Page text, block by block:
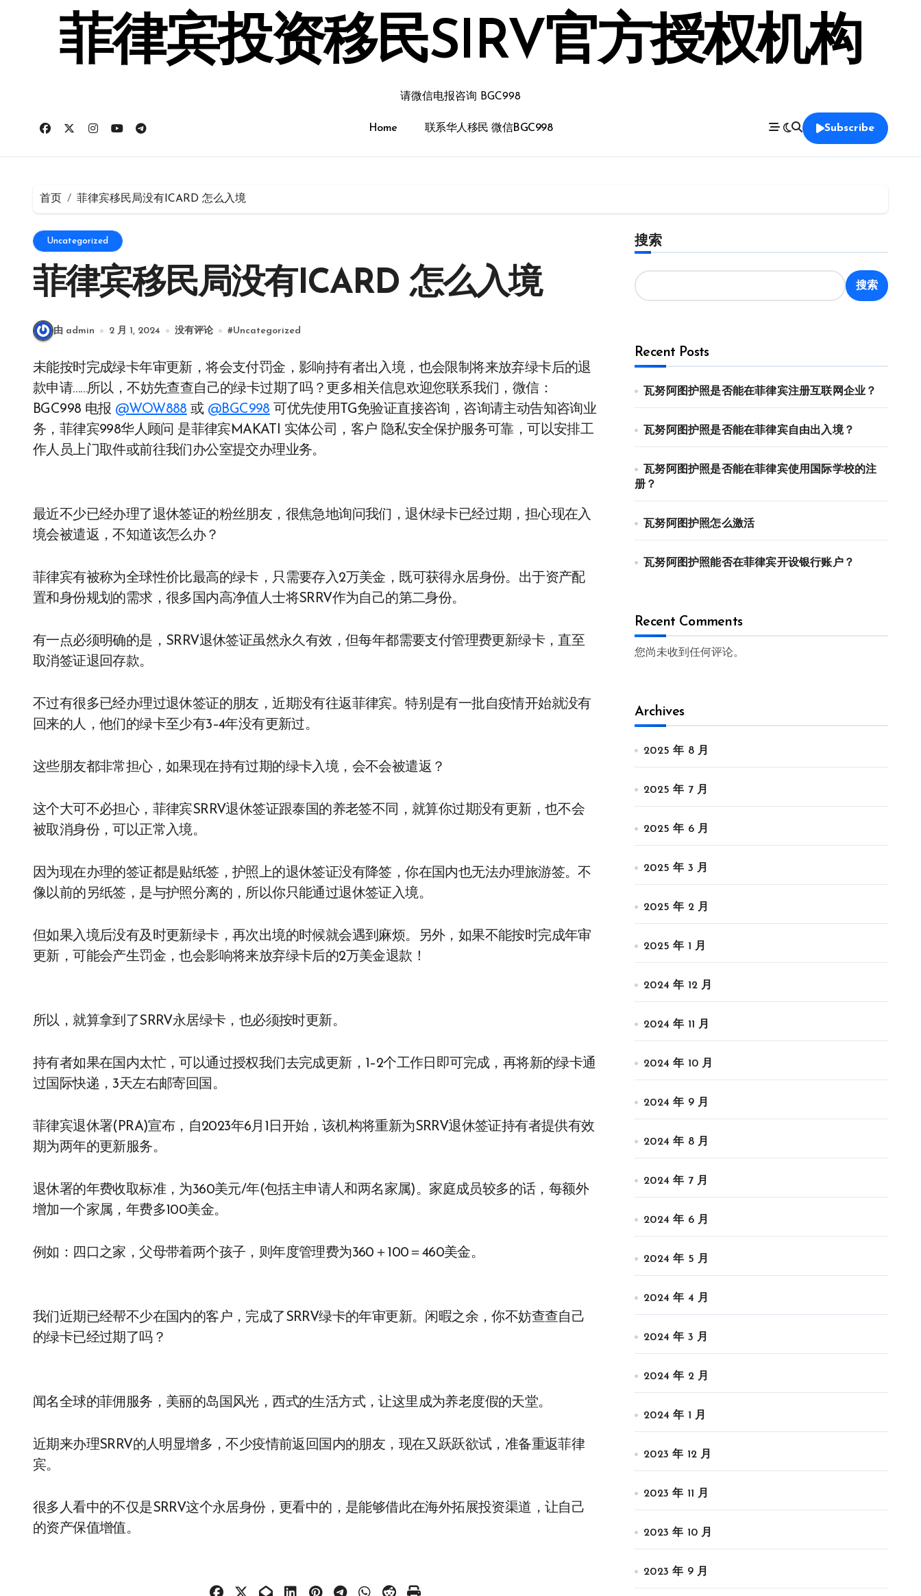
菲律宾投资移民SIRV官方授权机构
请微信电报咨询 BGC998
Home 联系华人移民 微信BGC998 Subscribe
首页 菲律宾移民局没有ICARD 怎么入境
Uncategorized
菲律宾移民局没有ICARD 怎么入境
由 admin 2 月 1, 2024 没有评论 #Uncategorized
未能按时完成绿卡年审更新，将会支付罚金，影响持有者出入境，也会限制将来放弃绿卡后的退
款申请……所以，不妨先查查自己的绿卡过期了吗？更多相关信息欢迎您联系我们，微信：
BGC998 电报 @WOW888 或 @BGC998 可优先使用TG免验证直接咨询，咨询请主动告知咨询业
务，菲律宾998华人顾问 是菲律宾MAKATI 实体公司，客户 隐私安全保护服务可靠，可以安排工
作人员上门取件或前往我们办公室提交办理业务。
最近不少已经办理了退休签证的粉丝朋友，很焦急地询问我们，退休绿卡已经过期，担心现在入
境会被遣返，不知道该怎么办？
菲律宾有被称为全球性价比最高的绿卡，只需要存入2万美金，既可获得永居身份。出于资产配
置和身份规划的需求，很多国内高净值人士将SRRV作为自己的第二身份。
有一点必须明确的是，SRRV退休签证虽然永久有效，但每年都需要支付管理费更新绿卡，直至
取消签证退回存款。
不过有很多已经办理过退休签证的朋友，近期没有往返菲律宾。特别是有一批自疫情开始就没有
回来的人，他们的绿卡至少有3–4年没有更新过。
这些朋友都非常担心，如果现在持有过期的绿卡入境，会不会被遣返？
这个大可不必担心，菲律宾SRRV退休签证跟泰国的养老签不同，就算你过期没有更新，也不会
被取消身份，可以正常入境。
因为现在办理的签证都是贴纸签，护照上的退休签证没有降签，你在国内也无法办理旅游签。不
像以前的另纸签，是与护照分离的，所以你只能通过退休签证入境。
但如果入境后没有及时更新绿卡，再次出境的时候就会遇到麻烦。另外，如果不能按时完成年审
更新，可能会产生罚金，也会影响将来放弃绿卡后的2万美金退款！
所以，就算拿到了SRRV永居绿卡，也必须按时更新。
持有者如果在国内太忙，可以通过授权我们去完成更新，1–2个工作日即可完成，再将新的绿卡通
过国际快递，3天左右邮寄回国。
菲律宾退休署(PRA)宣布，自2023年6月1日开始，该机构将重新为SRRV退休签证持有者提供有效
期为两年的更新服务。
退休署的年费收取标准，为360美元/年(包括主申请人和两名家属)。家庭成员较多的话，每额外
增加一个家属，年费多100美金。
例如：四口之家，父母带着两个孩子，则年度管理费为360＋100＝460美金。
我们近期已经帮不少在国内的客户，完成了SRRV绿卡的年审更新。闲暇之余，你不妨查查自己
的绿卡已经过期了吗？
闻名全球的菲佣服务，美丽的岛国风光，西式的生活方式，让这里成为养老度假的天堂。
近期来办理SRRV的人明显增多，不少疫情前返回国内的朋友，现在又跃跃欲试，准备重返菲律
宾。
很多人看中的不仅是SRRV这个永居身份，更看中的，是能够借此在海外拓展投资渠道，让自己
的资产保值增值。
搜索
搜索
Recent Posts
瓦努阿图护照是否能在菲律宾注册互联网企业？
瓦努阿图护照是否能在菲律宾自由出入境？
瓦努阿图护照是否能在菲律宾使用国际学校的注
册？
瓦努阿图护照怎么激活
瓦努阿图护照能否在菲律宾开设银行账户？
Recent Comments
您尚未收到任何评论。
Archives
2025 年 8 月
2025 年 7 月
2025 年 6 月
2025 年 3 月
2025 年 2 月
2025 年 1 月
2024 年 12 月
2024 年 11 月
2024 年 10 月
2024 年 9 月
2024 年 8 月
2024 年 7 月
2024 年 6 月
2024 年 5 月
2024 年 4 月
2024 年 3 月
2024 年 2 月
2024 年 1 月
2023 年 12 月
2023 年 11 月
2023 年 10 月
2023 年 9 月